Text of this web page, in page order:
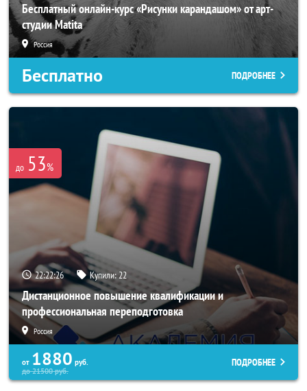
Бесплатный онлайн-курс «Рисунки карандашом» от арт-
студии Matita
Россия
Бесплатно ПОДРОБНЕЕ
до 53%
22:22:23 Купили:22
Дистанционное повышение квалификации и
профессиональная переподготовка
Россия
от 1880 руб.
до21500руб.
ПОДРОБНЕЕ